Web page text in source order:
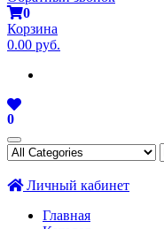
0
Корзина
0.00 руб.
0
Личный кабинет
Главная